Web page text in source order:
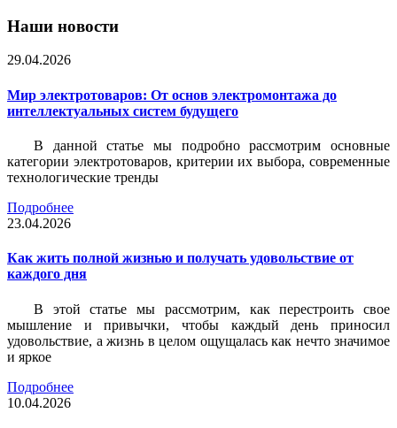
Наши новости
29.04.2026
Мир электротоваров: От основ электромонтажа до
интеллектуальных систем будущего
В данной статье мы подробно рассмотрим основные
категории электротоваров, критерии их выбора, современные
технологические тренды
Подробнее
23.04.2026
Как жить полной жизнью и получать удовольствие от
каждого дня
В этой статье мы рассмотрим, как перестроить свое
мышление и привычки, чтобы каждый день приносил
удовольствие, а жизнь в целом ощущалась как нечто значимое
и яркое
Подробнее
10.04.2026